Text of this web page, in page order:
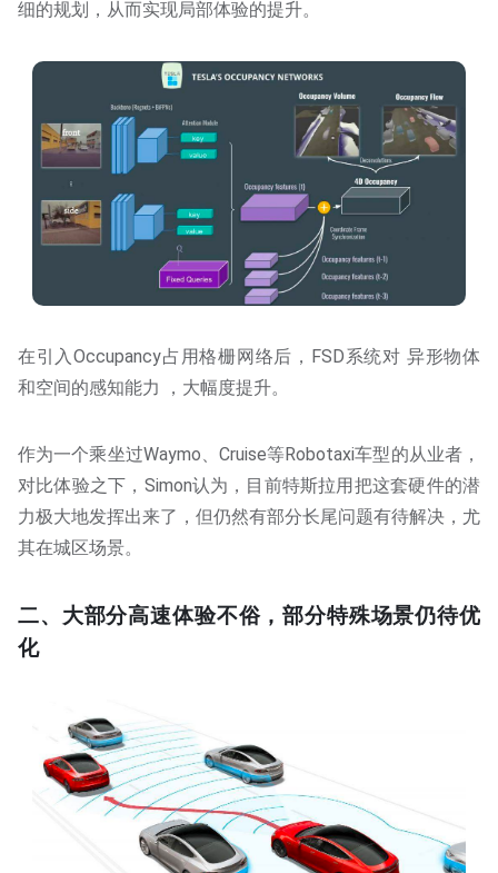
细的规划，从而实现局部体验的提升。
在引入Occupancy占用格栅网络后，FSD系统对 异形物体
和空间的感知能力 ，大幅度提升。
作为一个乘坐过Waymo、Cruise等Robotaxi车型的从业者，
对比体验之下，Simon认为，目前特斯拉用把这套硬件的潜
力极大地发挥出来了，但仍然有部分长尾问题有待解决，尤
其在城区场景。
二、大部分高速体验不俗，部分特殊场景仍待优
化